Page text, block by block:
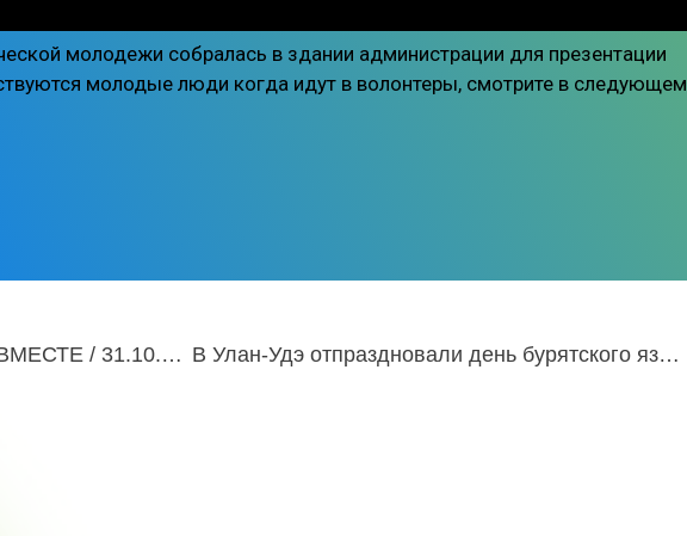
молодежи собралась в здании администрации для презентации
молодые люди когда идут в волонтеры, смотрите в следующем
Информационная программа ВМЕСТЕ / 31.10.2022 В Улан-Удэ отпраздновали день бурятского языка